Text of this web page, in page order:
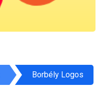
Borbély Logos